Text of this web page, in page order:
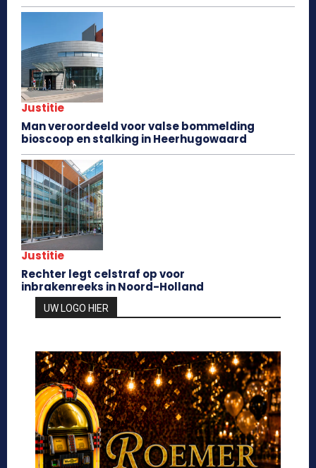
Justitie
Man veroordeeld voor valse bommelding
bioscoop en stalking in Heerhugowaard
Justitie
Rechter legt celstraf op voor
inbrakenreeks in Noord-Holland
UW LOGO HIER